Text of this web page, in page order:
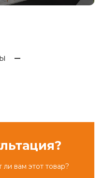
вам этот товар?